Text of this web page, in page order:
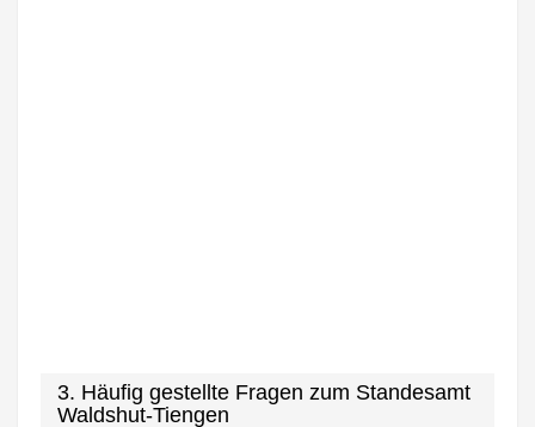
3. Häufig gestellte Fragen zum Standesamt
Waldshut-Tiengen